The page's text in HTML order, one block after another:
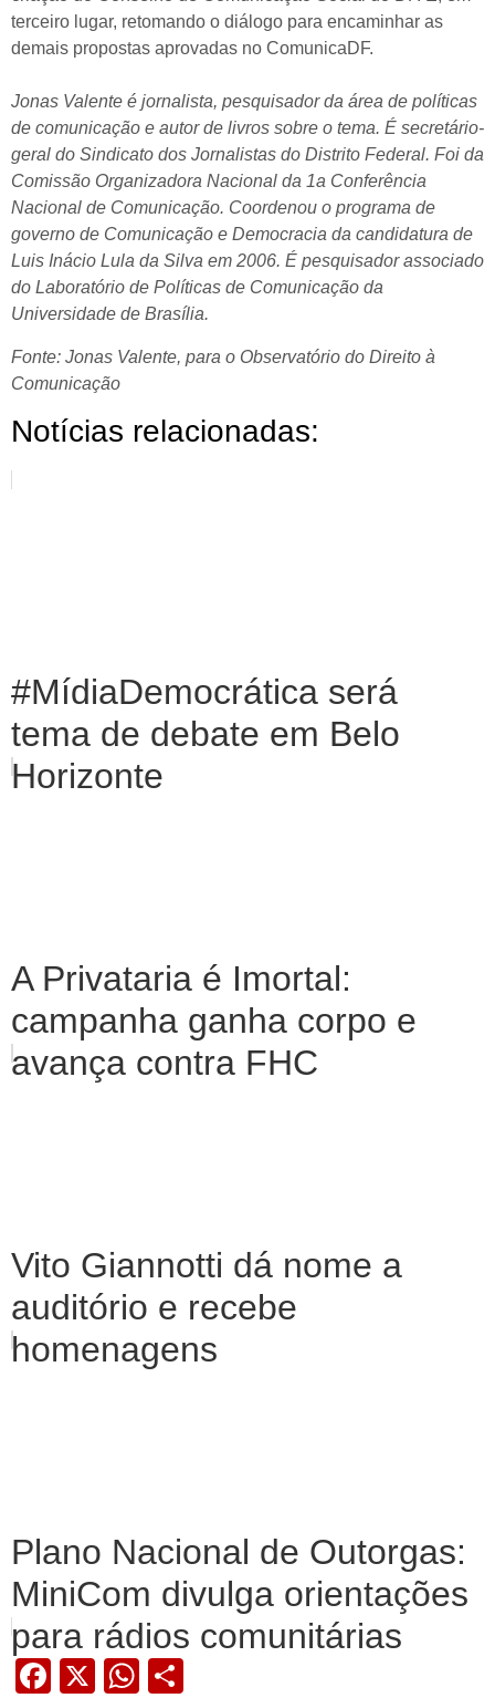
terceiro lugar, retomando o diálogo para encaminhar as
demais propostas aprovadas no ComunicaDF.
Jonas Valente é jornalista, pesquisador da área de políticas
de comunicação e autor de livros sobre o tema. É secretário-
geral do Sindicato dos Jornalistas do Distrito Federal. Foi da
Comissão Organizadora Nacional da 1a Conferência
Nacional de Comunicação. Coordenou o programa de
governo de Comunicação e Democracia da candidatura de
Luis Inácio Lula da Silva em 2006. É pesquisador associado
do Laboratório de Políticas de Comunicação da
Universidade de Brasília.
Fonte: Jonas Valente, para o Observatório do Direito à
Comunicação
Notícias relacionadas:
#MídiaDemocrática será
tema de debate em Belo
Horizonte
A Privataria é Imortal:
campanha ganha corpo e
avança contra FHC
Vito Giannotti dá nome a
auditório e recebe
homenagens
Plano Nacional de Outorgas:
MiniCom divulga orientações
para rádios comunitárias
Facebook
X WhatsApp